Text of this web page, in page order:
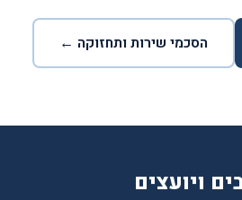
הסכמי שירות ותחזוקה ←
ויועצים